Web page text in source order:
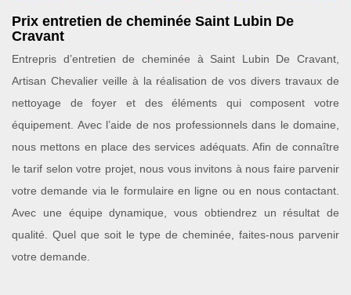
Prix entretien de cheminée Saint Lubin De
Cravant
Entrepris d’entretien de cheminée à Saint Lubin De Cravant,
Artisan Chevalier veille à la réalisation de vos divers travaux de
nettoyage de foyer et des éléments qui composent votre
équipement. Avec l’aide de nos professionnels dans le domaine,
nous mettons en place des services adéquats. Afin de connaître
le tarif selon votre projet, nous vous invitons à nous faire parvenir
votre demande via le formulaire en ligne ou en nous contactant.
Avec une équipe dynamique, vous obtiendrez un résultat de
qualité. Quel que soit le type de cheminée, faites-nous parvenir
votre demande.